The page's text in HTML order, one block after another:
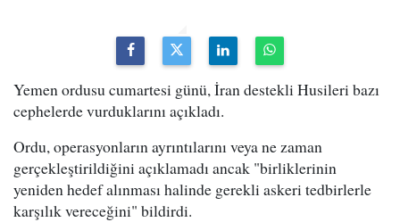
Yemen ordusu cumartesi günü, İran destekli Husileri bazı
cephelerde vurduklarını açıkladı.
Ordu, operasyonların ayrıntılarını veya ne zaman
gerçekleştirildiğini açıklamadı ancak "birliklerinin
yeniden hedef alınması halinde gerekli askeri tedbirlerle
karşılık vereceğini" bildirdi.